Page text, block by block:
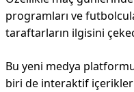
programları ve
taraftarların ilgisini
Bu yeni medya
biri de interaktif içerikler